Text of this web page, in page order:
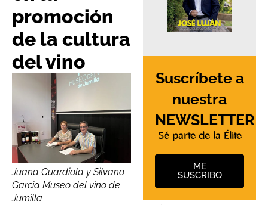
promoción
de la cultura
del vino
Juana Guardiola y Silvano
Garcia Museo del vino de
Jumilla
Suscríbete a
nuestra
NEWSLETTER
Sé parte de la Élite
ME
SUSCRIBO